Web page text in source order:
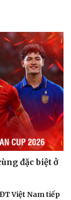
đặc biệt ở
Việt Nam tiếp